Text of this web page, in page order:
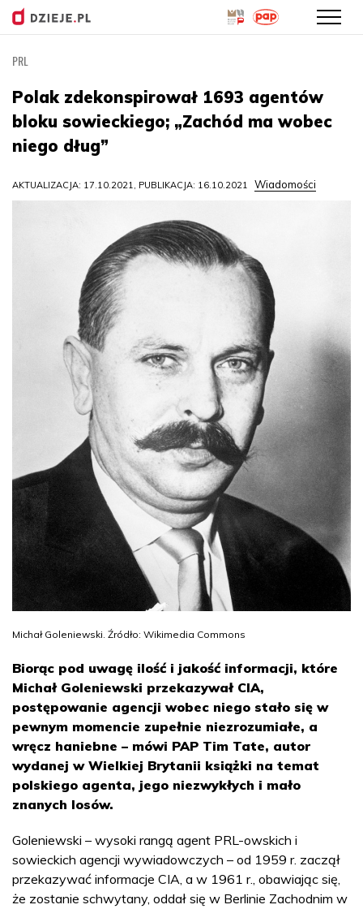
treści
PRL
Polak zdekonspirował 1693 agentów
bloku sowieckiego; „Zachód ma wobec
niego dług”
AKTUALIZACJA: 17.10.2021, PUBLIKACJA: 16.10.2021 Wiadomości
Michał Goleniewski. Źródło: Wikimedia Commons
Biorąc pod uwagę ilość i jakość informacji, które
Michał Goleniewski przekazywał CIA,
postępowanie agencji wobec niego stało się w
pewnym momencie zupełnie niezrozumiałe, a
wręcz haniebne – mówi PAP Tim Tate, autor
wydanej w Wielkiej Brytanii książki na temat
polskiego agenta, jego niezwykłych i mało
znanych losów.
Goleniewski – wysoki rangą agent PRL-owskich i
sowieckich agencji wywiadowczych – od 1959 r. zaczął
przekazywać informacje CIA, a w 1961 r., obawiając się,
że zostanie schwytany, oddał się w Berlinie Zachodnim w